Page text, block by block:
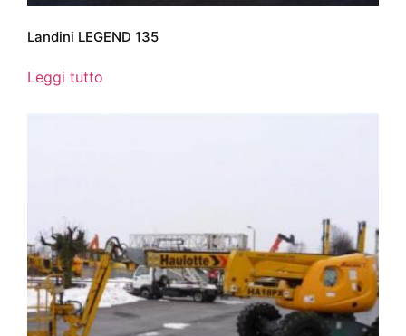
Landini LEGEND 135
Leggi tutto